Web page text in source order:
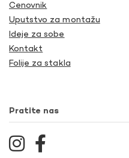
Cenovnik
Uputstvo za montažu
Ideje za sobe
Kontakt
Folije za stakla
Pratite nas